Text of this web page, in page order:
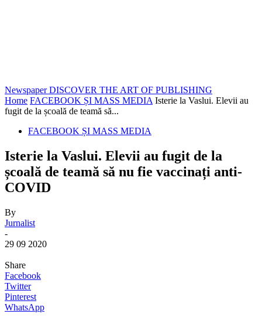
Newspaper DISCOVER THE ART OF PUBLISHING
Home FACEBOOK ȘI MASS MEDIA Isterie la Vaslui. Elevii au
fugit de la școală de teamă să...
FACEBOOK ȘI MASS MEDIA
Isterie la Vaslui. Elevii au fugit de la
școală de teamă să nu fie vaccinați anti-
COVID
By
Jurnalist
-
29 09 2020
Share
Facebook
Twitter
Pinterest
WhatsApp